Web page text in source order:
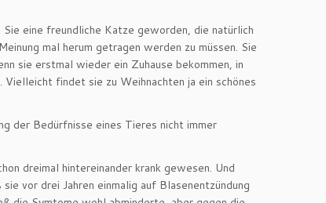
eine freundliche Katze geworden, die natürlich
mal herum getragen werden zu müssen. Sie
sie erstmal wieder ein Zuhause bekommen, in
findet sie zu Weihnachten ja ein schönes
der Bedürfnisse eines Tieres nicht immer
dreimal hintereinander krank gewesen. Und
vor drei Jahren einmalig auf Blasenentzündung